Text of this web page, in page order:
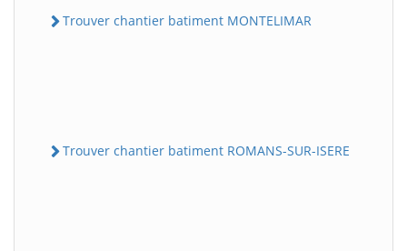
Trouver chantier batiment MONTELIMAR
Trouver chantier batiment ROMANS-SUR-ISERE